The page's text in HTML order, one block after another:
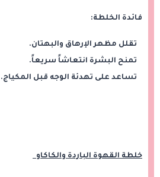
فائدة الخلطة:
تقلل مظهر الإرهاق والبهتان.
تمنح البشرة انتعاشاً سريعاً.
تساعد على تهدئة الوجه قبل المكياج.
خلطة القهوة الباردة والكاكاو